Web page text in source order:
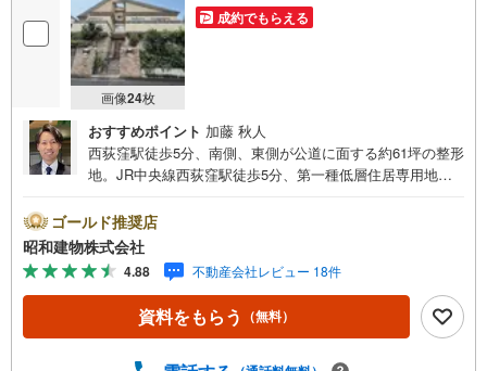
画像24枚
成約でもらえる
おすすめポイント 加藤 秋人
西荻窪駅徒歩5分、南側、東側が公道に面する約61坪の整形
地。JR中央線西荻窪駅徒歩5分、第一種低層住居専用地
・・・地域密着昭和建物です・・・ 西荻窪に創業44年、
地域密着の不動産会社です。 不動産購入、買換えには、
不安がつきもの。 物件の選定や住宅ローンはもちろん地域
密着だからこその情報をお伝え、ご提案いたします。 お
気軽にご相談、ご来社頂ける会社です。スタッフ一同、心
よりお待ちしております。 同じ立地、同じ建物は存在しま
ゴールド推奨店
昭和建物株式会社
4.88 不動産会社レビュー 18件
資料をもらう （無料）